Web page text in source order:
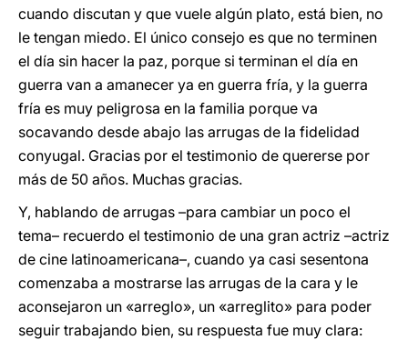
cuando discutan y que vuele algún plato, está bien, no
le tengan miedo. El único consejo es que no terminen
el día sin hacer la paz, porque si terminan el día en
guerra van a amanecer ya en guerra fría, y la guerra
fría es muy peligrosa en la familia porque va
socavando desde abajo las arrugas de la fidelidad
conyugal. Gracias por el testimonio de quererse por
más de 50 años. Muchas gracias.
Y, hablando de arrugas –para cambiar un poco el
tema– recuerdo el testimonio de una gran actriz –actriz
de cine latinoamericana–, cuando ya casi sesentona
comenzaba a mostrarse las arrugas de la cara y le
aconsejaron un «arreglo», un «arreglito» para poder
seguir trabajando bien, su respuesta fue muy clara: